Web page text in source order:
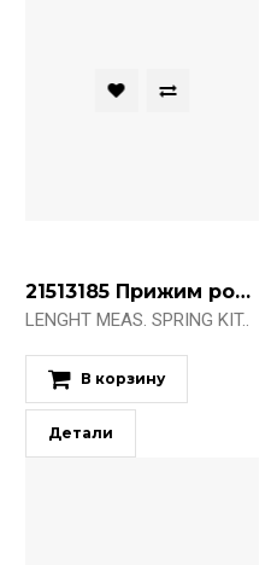
21513185 Прижим ролика измерения длины
LENGHT MEAS. SPRING KIT..
В корзину
Детали